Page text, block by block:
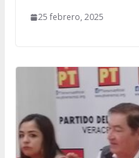
25 febrero, 2025